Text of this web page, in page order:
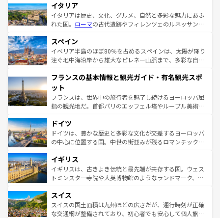
イタリア
イタリアは歴史、文化、グルメ、自然と多彩な魅力にあふ
れた国。 ローマの古代遺跡やフィレンツェのルネッサンス
ろん、トスカーナの美しい田園風景やアマルフィ海岸の絶
景など、自然景観も見逃せない。観光の合間には、本場の
ピザやパスタなど、絶品のイタリア料理を堪能することも
ませてくれるイタリアで、忘れられない旅をしてみよう！
なお、新着のイタリア情報は
しい。
スペイン
イベリア半島のほぼ80％を占めるスペインは、太陽が降り
注ぐ地中海沿岸から雄大なピレネー山脈まで、多彩な自然
文化が根付くこの国では、情熱的なフラメンコ、熱気あふ
れる闘牛、そして美味しいタパスが生活の一部となってい
る。首都マドリードの洗練された雰囲気や、バルセロナの
アートに溢れた街角から、地方では古代ローマ遺跡や中世
せる。地方によって風土や気候が異なるスペインはその個
性で訪れる人を魅了する。 なお、新着のスペイン情報は コ
ンテンツ一覧を参照してほしい。
フランスの基本情報と観光ガイド・有名観光スポ
ット
フランスは、世界中の旅行者を魅了し続けるヨーロッパ屈
指の観光地だ。首都パリのエッフェル塔やルーブル美術館
で、幅広い魅力が詰まっている。華麗な宮殿、歴史的な大
聖堂、美しいビーチ、そして豊かな自然が、訪れる者を心
から魅了する。また、フランスは美食の国としても知ら
いる。シャンパンの発祥地であるランス、プロヴァンスの
香り高いラベンダー畑など、多彩な楽しみ方が可能だ。さ
らに、パリ以外の地域にも魅力が溢れており、どの街角に
れる地方に足を運ぶとそれぞれで全く異なる文化を体験で
きるだろう。 なお、新着のフランス情報はコンテンツ一覧
を参照してほしい。
ドイツ
ドイツは、豊かな歴史と多彩な文化が交差するヨーロッパ
の中心に位置する国。中世の街並みが残るロマンチック街
顔を持つこの国は、どこを歩いても飽きることがない。ベ
ルリンの文化的活気、バイエルン州のアルプスの絶景、そ
してライン川沿いのワイン畑といった風景は必見。ビール
は、お酒好きな人にはぜひ体験してほしい。 なお、新着の
ドイツ情報はコンテンツ一覧を参照してほしい。
イギリス
イギリスは、古きよき伝統と最先端が共存する国。ウェス
トミンスター寺院や大英博物館のようなランドマーク、歴
リアごとに異なる魅力がある。また、優雅なアフタヌーン
ティー、ビール好きにはたまらない英国パブ、サッカー観
戦など、本場だからこそできる体験も豊富。イギリスを旅
スイス
スイスの国土面積は九州ほどの広さだが、運行時刻が正確
な交通網が整備されており、初心者でも安心して個人旅行